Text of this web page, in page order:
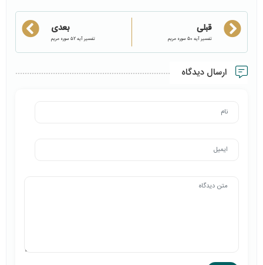
قبلی
تفسیر آیه 50 سوره مریم
بعدی
تفسیر آیه ۵2 سوره مریم
ارسال دیدگاه